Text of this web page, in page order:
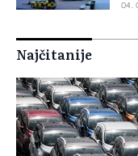
04.
Najčitanije